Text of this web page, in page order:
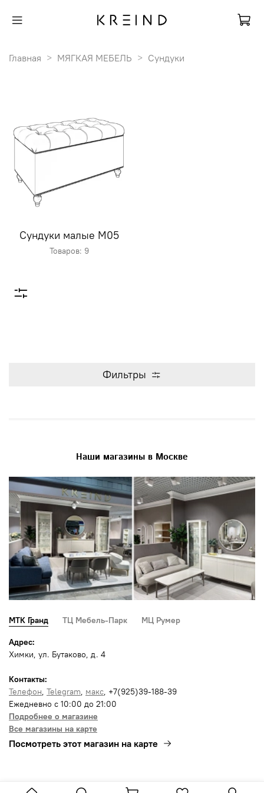
Главная МЯГКАЯ МЕБЕЛЬ Сундуки
Сундуки малые M05
Товаров: 9
Фильтры
Наши магазины в Москве
МТК Гранд ТЦ Мебель-Парк МЦ Румер
Адрес:
Химки, ул. Бутаково, д. 4
Контакты:
Телефон, Telegram, макс, +7(925)39-188-39
Ежедневно с 10:00 до 21:00
Подробнее о магазине
Все магазины на карте
Посмотреть этот магазин на карте